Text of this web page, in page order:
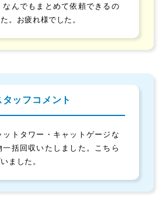
なんでもまとめて依頼できるの
。お疲れ様でした。
タッフコメント
ットタワー・キャットゲージな
一括回収いたしました。こちら
ました。